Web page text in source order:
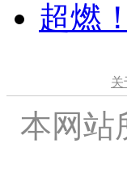
超燃
关
本网站